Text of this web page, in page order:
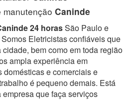
Caninde
24 horasSão Paulo e
Eletricistas confiáveis que
bem como em toda região
ampla experiência em
domésticas e comerciais e
é pequeno demais. Está
que faça serviços